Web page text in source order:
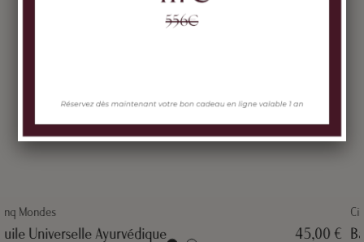
Cinq Mondes
Baume aux 3 Huiles Ayurvédiques 42,00 €